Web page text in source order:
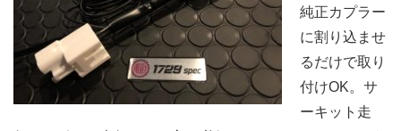
純正カプラー
に割り込ませ
るだけで取り
付けOK。サ
ーキット走